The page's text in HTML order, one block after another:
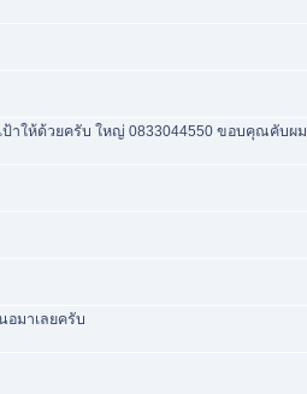
ป้าให้ด้วยครับ ใหญ่ 0833044550 ขอบคุณคับผม
อมาเลยครับ